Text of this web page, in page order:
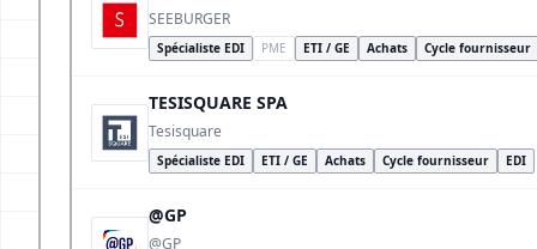
SEEBURGER
Spécialiste EDI PME ETI / GE Achats Cycle fournisseur
TESISQUARE SPA
Tesisquare
Spécialiste EDI ETI / GE Achats Cycle fournisseur EDI
@GP
@GP